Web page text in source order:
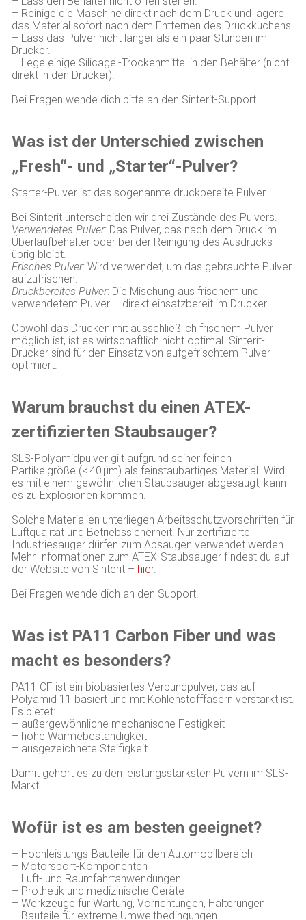
– Reinige die Maschine direkt nach dem Druck und lagere
das Material sofort nach dem Entfernen des Druckkuchens.
– Lass das Pulver nicht länger als ein paar Stunden im
Drucker.
– Lege einige Silicagel-Trockenmittel in den Behälter (nicht
direkt in den Drucker).
Bei Fragen wende dich bitte an den Sinterit-Support.
Was ist der Unterschied zwischen
„Fresh“- und „Starter“-Pulver?
Starter-Pulver ist das sogenannte druckbereite Pulver.
Bei Sinterit unterscheiden wir drei Zustände des Pulvers.
Verwendetes Pulver: Das Pulver, das nach dem Druck im
Überlaufbehälter oder bei der Reinigung des Ausdrucks
übrig bleibt.
Frisches Pulver: Wird verwendet, um das gebrauchte Pulver
aufzufrischen.
Druckbereites Pulver: Die Mischung aus frischem und
verwendetem Pulver – direkt einsatzbereit im Drucker.
Obwohl das Drucken mit ausschließlich frischem Pulver
möglich ist, ist es wirtschaftlich nicht optimal. Sinterit-
Drucker sind für den Einsatz von aufgefrischtem Pulver
optimiert.
Warum brauchst du einen ATEX-
zertifizierten Staubsauger?
SLS-Polyamidpulver gilt aufgrund seiner feinen
Partikelgröße (< 40 μm) als feinstaubartiges Material. Wird
es mit einem gewöhnlichen Staubsauger abgesaugt, kann
es zu Explosionen kommen.
Solche Materialien unterliegen Arbeitsschutzvorschriften für
Luftqualität und Betriebssicherheit. Nur zertifizierte
Industriesauger dürfen zum Absaugen verwendet werden.
Mehr Informationen zum ATEX-Staubsauger findest du auf
der Website von Sinterit – hier.
Bei Fragen wende dich an den Support.
Was ist PA11 Carbon Fiber und was
macht es besonders?
PA11 CF ist ein biobasiertes Verbundpulver, das auf
Polyamid 11 basiert und mit Kohlenstofffasern verstärkt ist.
Es bietet:
– außergewöhnliche mechanische Festigkeit
– hohe Wärmebeständigkeit
– ausgezeichnete Steifigkeit
Damit gehört es zu den leistungsstärksten Pulvern im SLS-
Markt.
Wofür ist es am besten geeignet?
– Hochleistungs-Bauteile für den Automobilbereich
– Motorsport-Komponenten
– Luft- und Raumfahrtanwendungen
– Prothetik und medizinische Geräte
– Werkzeuge für Wartung, Vorrichtungen, Halterungen
– Bauteile für extreme Umweltbedingungen